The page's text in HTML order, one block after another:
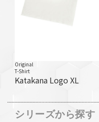
Original
T-Shirt
Katakana Logo XL
シリーズから探す